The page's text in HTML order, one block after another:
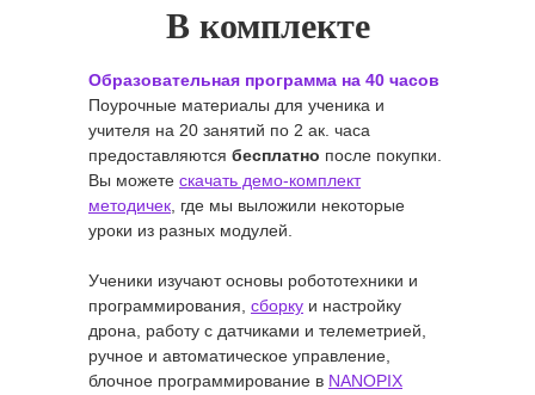
В комплекте
Образовательная программа на 40 часов
Поурочные материалы для ученика и
учителя на 20 занятий по 2 ак. часа
предоставляются бесплатно после покупки.
Вы можете скачать демо-комплект
методичек , где мы выложили некоторые
уроки из разных модулей.
Ученики изучают основы робототехники и
программирования, сборку и настройку
дрона, работу с датчиками и телеметрией,
ручное и автоматическое управление,
блочное программирование в NANOPIX